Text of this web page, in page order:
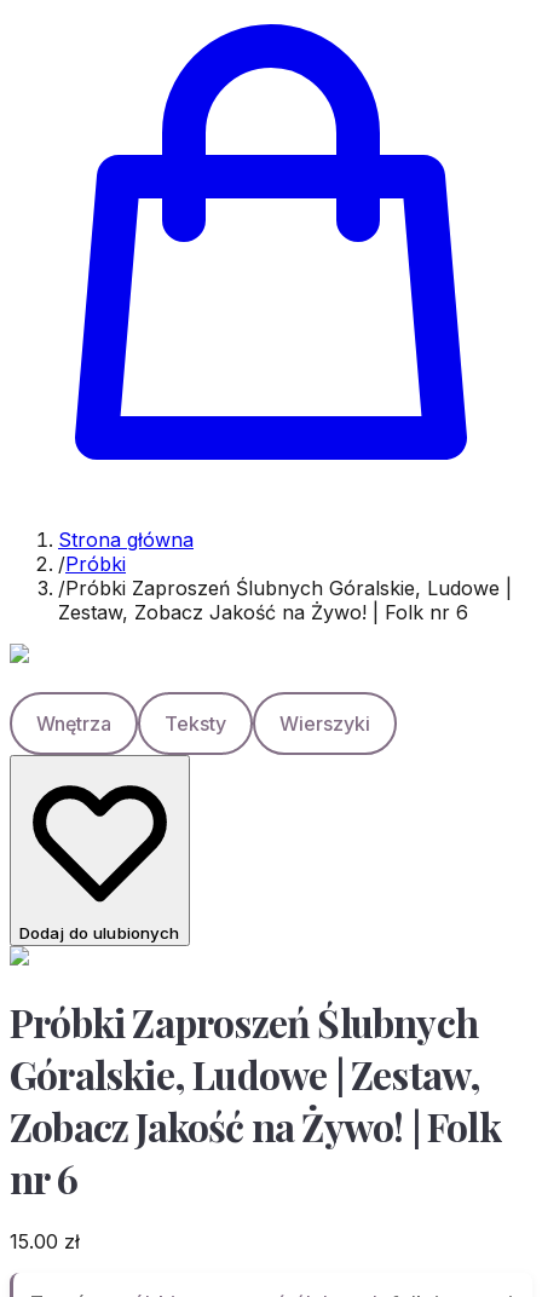
Strona główna
/Próbki
/Próbki Zaproszeń Ślubnych Góralskie, Ludowe |
Zestaw, Zobacz Jakość na Żywo! | Folk nr 6
Wnętrza Teksty Wierszyki
Dodaj do ulubionych
Próbki Zaproszeń Ślubnych
Góralskie, Ludowe | Zestaw,
Zobacz Jakość na Żywo! | Folk
nr 6
15.00 zł